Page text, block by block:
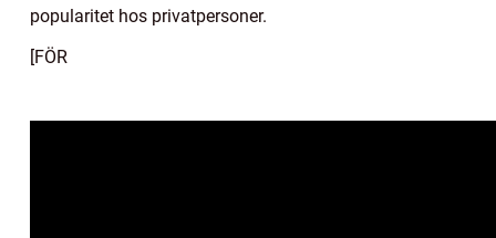
popularitet hos privatpersoner.
[FÖR